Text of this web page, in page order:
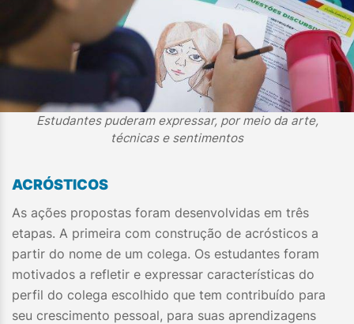
Estudantes puderam expressar, por meio da arte,
técnicas e sentimentos
ACRÓSTICOS​
As ações propostas foram desenvolvidas em três
etapas. A primeira com construção de acrósticos a
partir do nome de um colega. Os estudantes foram
motivados a refletir e expressar características do
perfil do colega escolhido que tem contribuído para
seu crescimento pessoal, para suas aprendizagens